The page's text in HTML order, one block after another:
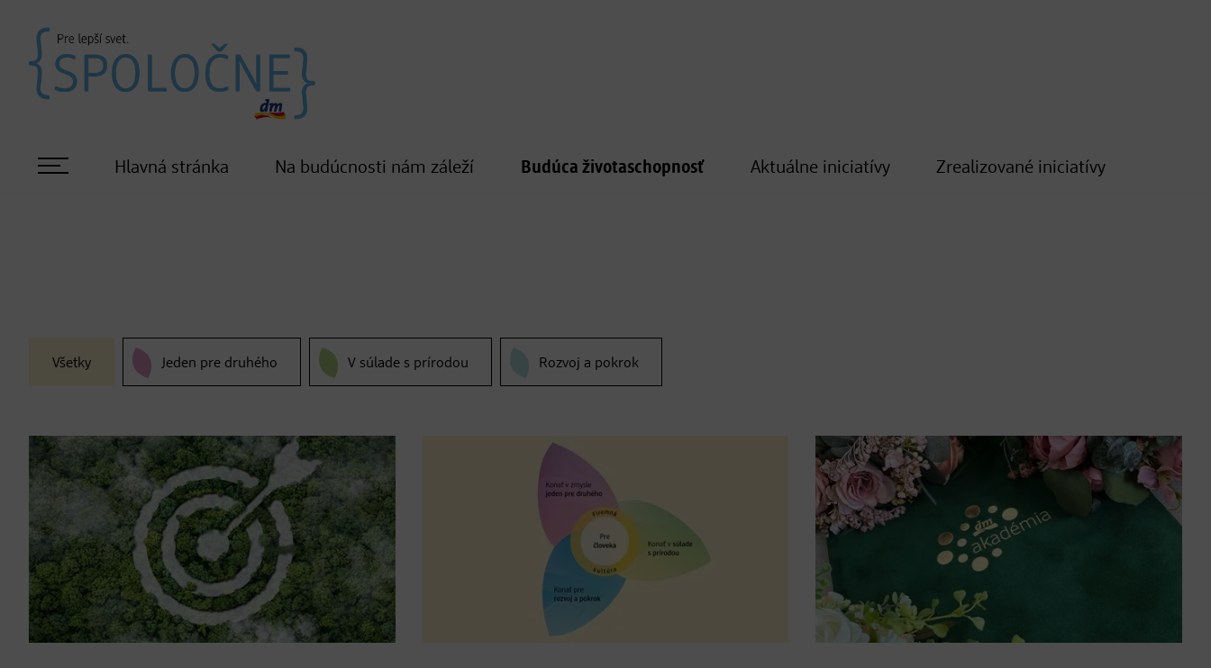
Hlavná stránka Na budúcnosti nám záleží Budúca životaschopnosť Aktuálne iniciatívy Zrealizované iniciatívy
Všetky Jeden pre druhého V súlade s prírodou Rozvoj a pokrok